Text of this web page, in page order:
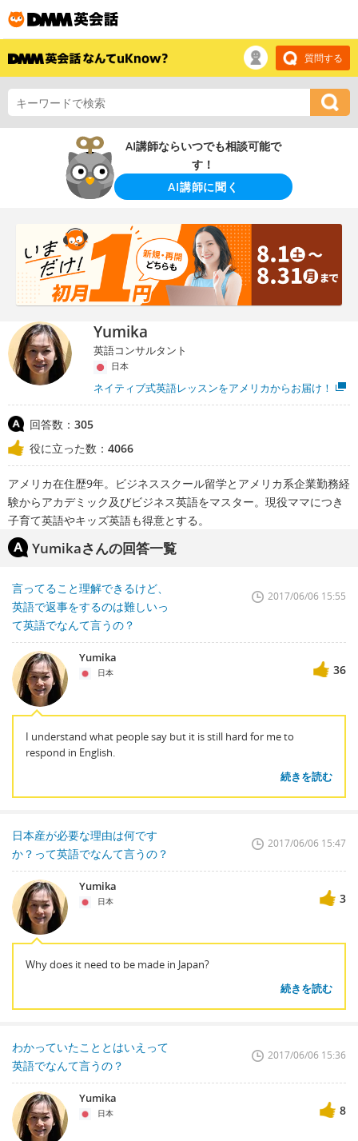
質問する
AI講師ならいつでも相談可能で
す！
AI講師に聞く
Yumika
英語コンサルタント
日本
ネイティブ式英語レッスンをアメリカからお届け！
回答数： 305
役に立った数： 4066
アメリカ在住歴9年。ビジネススクール留学とアメリカ系企業勤務経
験からアカデミック及びビジネス英語をマスター。現役ママにつき
子育て英語やキッズ英語も得意とする。
Yumikaさんの回答一覧
言ってること理解できるけど、
英語で返事をするのは難しいっ
て英語でなんて言うの？
2017/06/06 15:55
Yumika
日本 36
I understand what people say but it is still hard for me to
respond in English.
続きを読む
日本産が必要な理由は何です
か？って英語でなんて言うの？
2017/06/06 15:47
Yumika
日本 3
Why does it need to be made in Japan?
続きを読む
わかっていたこととはいえって
英語でなんて言うの？
2017/06/06 15:36
Yumika
日本 8